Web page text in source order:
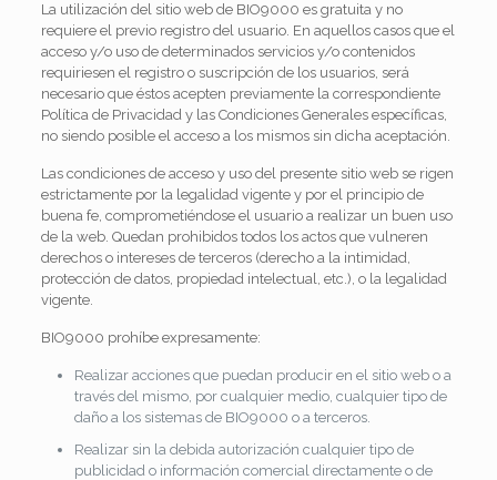
La utilización del sitio web de BIO9000 es gratuita y no
requiere el previo registro del usuario. En aquellos casos que el
acceso y/o uso de determinados servicios y/o contenidos
requiriesen el registro o suscripción de los usuarios, será
necesario que éstos acepten previamente la correspondiente
Política de Privacidad y las Condiciones Generales específicas,
no siendo posible el acceso a los mismos sin dicha aceptación.
Las condiciones de acceso y uso del presente sitio web se rigen
estrictamente por la legalidad vigente y por el principio de
buena fe, comprometiéndose el usuario a realizar un buen uso
de la web. Quedan prohibidos todos los actos que vulneren
derechos o intereses de terceros (derecho a la intimidad,
protección de datos, propiedad intelectual, etc.), o la legalidad
vigente.
BIO9000 prohíbe expresamente:
Realizar acciones que puedan producir en el sitio web o a
través del mismo, por cualquier medio, cualquier tipo de
daño a los sistemas de BIO9000 o a terceros.
Realizar sin la debida autorización cualquier tipo de
publicidad o información comercial directamente o de